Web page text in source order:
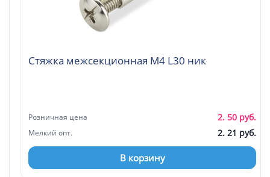
Стяжка межсекционная М4 L30 ник
Розничная цена 2. 50 руб.
Мелкий опт. 2. 21 руб.
В корзину